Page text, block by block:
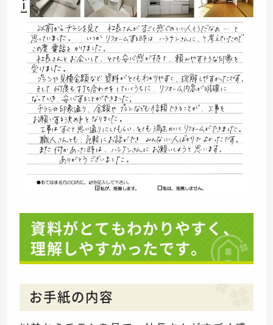
資料がとてもわかりやすく、
理解しやすかったです。
お手紙の内容